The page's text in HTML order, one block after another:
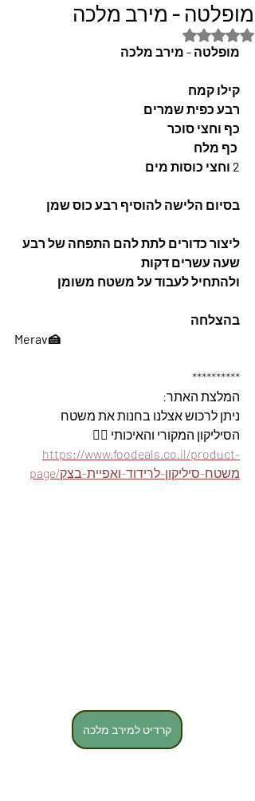
מופלטה - מירב מלכה
דירוג של NaN מתוך 5 כוכבים
מופלטה - מירב מלכה
קילו קמח
רבע כפית שמרים
כף וחצי סוכר
2 וחצי כוסות מים
בסיום הלישה להוסיף רבע כוס שמן
ליצור כדורים לתת להם התפחה של רבע
שעה עשרים דקות
ולהתחיל לעבוד על משטח משומן
בהצלחה
Merav🍰
**********
המלצת האתר:
ניתן לרכוש אצלנו בחנות את משטח
הסיליקון המקורי והאיכותי 👇🏽
https://www.foodeals.co.il/product-
page/משטח-סיליקון-לרידוד-ואפיית-בצק
קרדיט למירב מלכה